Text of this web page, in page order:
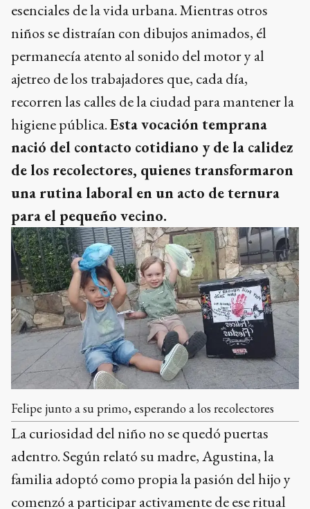
esenciales de la vida urbana. Mientras otros
niños se distraían con dibujos animados, él
permanecía atento al sonido del motor y al
ajetreo de los trabajadores que, cada día,
recorren las calles de la ciudad para mantener la
higiene pública.Esta vocación temprana
nació del contacto cotidiano y de la calidez
de los recolectores, quienes transformaron
una rutina laboral en un acto de ternura
para el pequeño vecino.
Felipe junto a su primo, esperando a los recolectores
La curiosidad del niño no se quedó puertas
adentro. Según relató su madre, Agustina, la
familia adoptó como propia la pasión del hijo y
comenzó a participar activamente de ese ritual